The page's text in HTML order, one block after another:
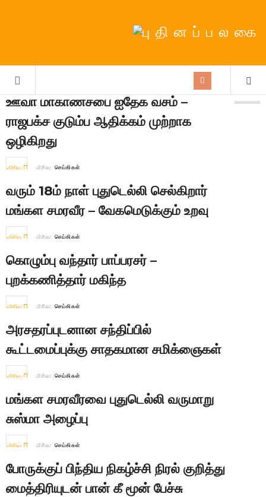
ஊவா மாகாணசபை ஐதேக வசம் –
ராஜபக்ச குடும்ப ஆதிக்கம் முற்றாக
ஒழிகிறது
விரிவு பிரிவு: செய்திகள்
வரும் 18ம் நாள் புதுடெல்லி செல்கிறார்
மங்கள சமரவீர – வேகமெடுக்கும் உறவு
விரிவு பிரிவு: செய்திகள்
கொழும்பு வந்தார் பாப்பரசர் –
புறக்கணித்தார் மகிந்த
விரிவு பிரிவு: செய்திகள்
அரசதரப்புடனான சந்திப்பில்
கூட்டமைப்புக்கு சாதகமான சமிக்ஞைகள்
விரிவு பிரிவு: செய்திகள்
மங்கள சமரவீரவை புதுடெல்லி வருமாறு
சுஸ்மா அழைப்பு
விரிவு பிரிவு: செய்திகள்
போருக்குப் பிந்திய நிகழ்ச்சி நிரல் குறித்து
மைத்திரியுடன் பான் கீ மூன் பேச்சு